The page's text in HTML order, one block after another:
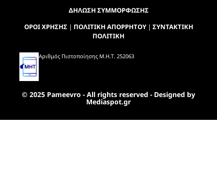
ΔΗΛΩΣΗ ΣΥΜΜΟΡΦΩΣΗΣ
ΟΡΟΙ ΧΡΗΣΗΣ| ΠΟΛΙΤΙΚΗ ΑΠΟΡΡΗΤΟΥ| ΣΥΝΤΑΚΤΙΚΗ
ΠΟΛΙΤΙΚΗ
Αριθμός Πιστοποίησης Μ.Η.Τ. 252063
© 2025 Pameevro - All rights reserved - Designed by
Mediaspot.gr